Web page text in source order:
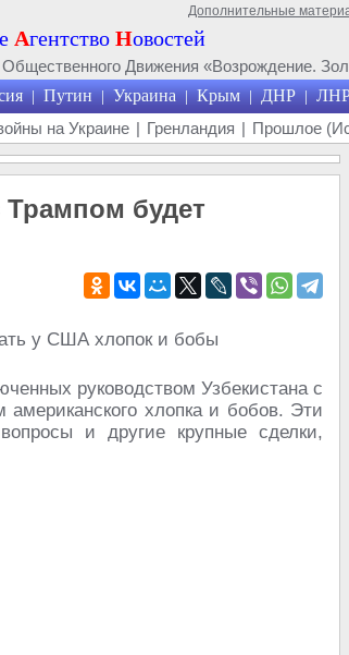
Дополнительные
Агентство Новостей
Движения «Возрождение.
| Путин | Украина | Крым | ДНР |
на Украине | Гренландия | Прошлое
Трампом будет
руководством Узбекистана с
хлопка и бобов. Эти
и другие крупные сделки,